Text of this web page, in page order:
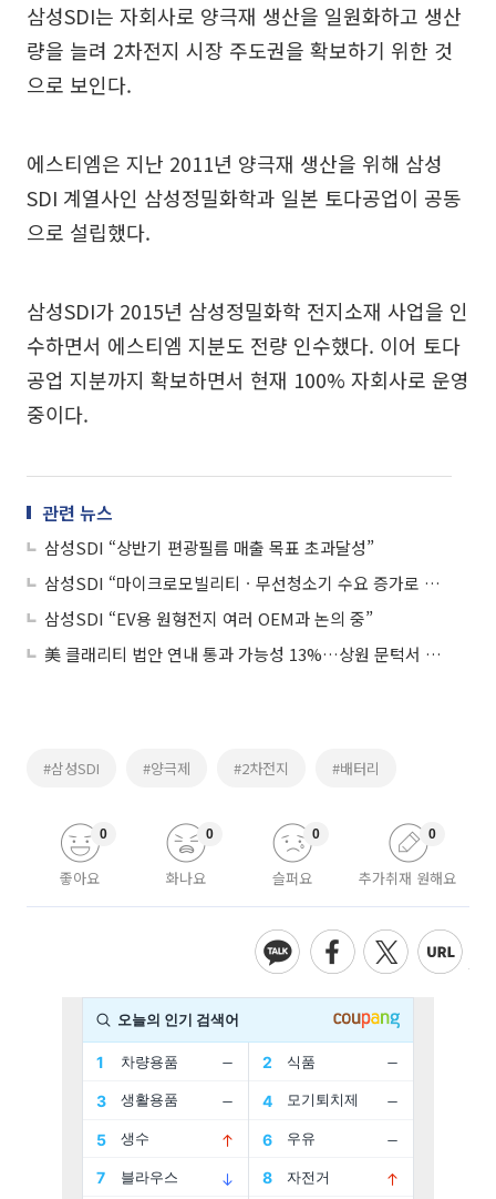
삼성SDI는 자회사로 양극재 생산을 일원화하고 생산
량을 늘려 2차전지 시장 주도권을 확보하기 위한 것
으로 보인다.
에스티엠은 지난 2011년 양극재 생산을 위해 삼성
SDI 계열사인 삼성정밀화학과 일본 토다공업이 공동
으로 설립했다.
삼성SDI가 2015년 삼성정밀화학 전지소재 사업을 인
수하면서 에스티엠 지분도 전량 인수했다. 이어 토다
공업 지분까지 확보하면서 현재 100% 자회사로 운영
중이다.
관련 뉴스
삼성SDI “상반기 편광필름 매출 목표 초과달성”
삼성SDI “마이크로모빌리티ㆍ무선청소기 수요 증가로 원형전지 사업 호조”
삼성SDI “EV용 원형전지 여러 OEM과 논의 중”
美 클래리티 법안 연내 통과 가능성 13%…상원 문턱서 제동
#삼성SDI #양극제 #2차전지 #배터리
좋아요
0
화나요
0
슬퍼요
0
추가취재 원해요
0